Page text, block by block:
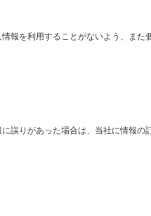
を利用することがないよう、ま
りがあった場合は、当社に情報